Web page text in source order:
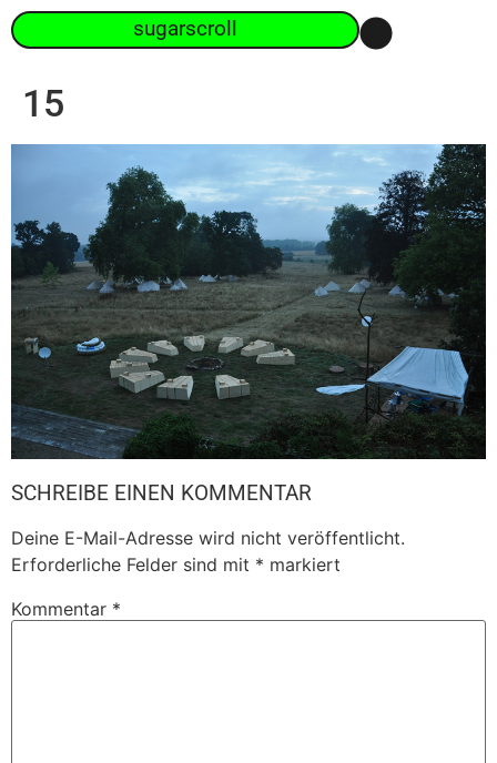
sugarscroll
15
SCHREIBE EINEN KOMMENTAR
Deine E-Mail-Adresse wird nicht veröffentlicht.
Erforderliche Felder sind mit * markiert
Kommentar *